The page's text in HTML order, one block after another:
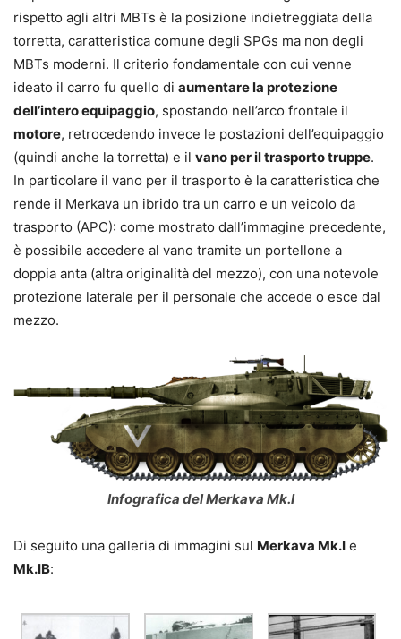
rispetto agli altri MBTs è la posizione indietreggiata della
torretta, caratteristica comune degli SPGs ma non degli
MBTs moderni. Il criterio fondamentale con cui venne
ideato il carro fu quello di aumentare la protezione
dell’intero equipaggio, spostando nell’arco frontale il
motore, retrocedendo invece le postazioni dell’equipaggio
(quindi anche la torretta) e il vano per il trasporto truppe.
In particolare il vano per il trasporto è la caratteristica che
rende il Merkava un ibrido tra un carro e un veicolo da
trasporto (APC): come mostrato dall’immagine precedente,
è possibile accedere al vano tramite un portellone a
doppia anta (altra originalità del mezzo), con una notevole
protezione laterale per il personale che accede o esce dal
mezzo.
Infografica del Merkava Mk.I
Di seguito una galleria di immagini sul Merkava Mk.I e
Mk.IB: